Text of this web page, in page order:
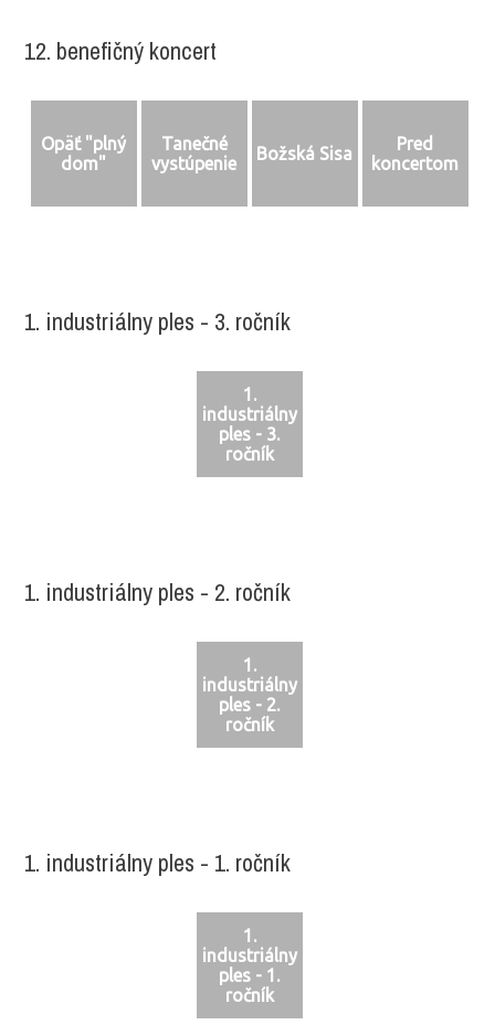
12. benefičný koncert
Opäť "plný
dom"
Tanečné
vystúpenie
Božská Sisa
Pred
koncertom
1. industriálny ples - 3. ročník
1.
industriálny
ples - 3.
ročník
1. industriálny ples - 2. ročník
1.
industriálny
ples - 2.
ročník
1. industriálny ples - 1. ročník
1.
industriálny
ples - 1.
ročník